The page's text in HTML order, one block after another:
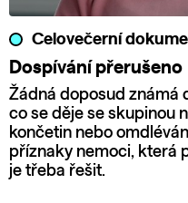
Celovečerní
Dospívání přerušeno
Žádná doposud známá
co se děje se skupinou
končetin nebo
příznaky nemoci, která
je třeba řešit.